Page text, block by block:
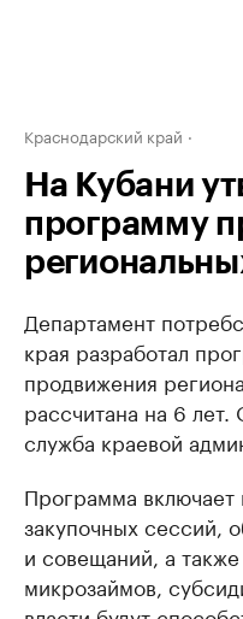
Краснодарский край
На Кубани
программу
Департамент
края разработал
продвижения
рассчитана на 6
служба краевой
Программа
закупочных сессий,
и совещаний, а
микрозаймов,